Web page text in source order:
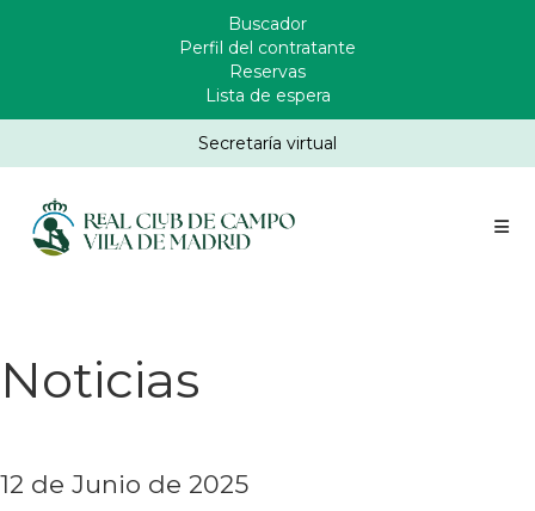
Enlaces
Header
Buscador
Perfil del contratante
Reservas
Lista de espera
Secretaría virtual
Noticias
12 de Junio de 2025